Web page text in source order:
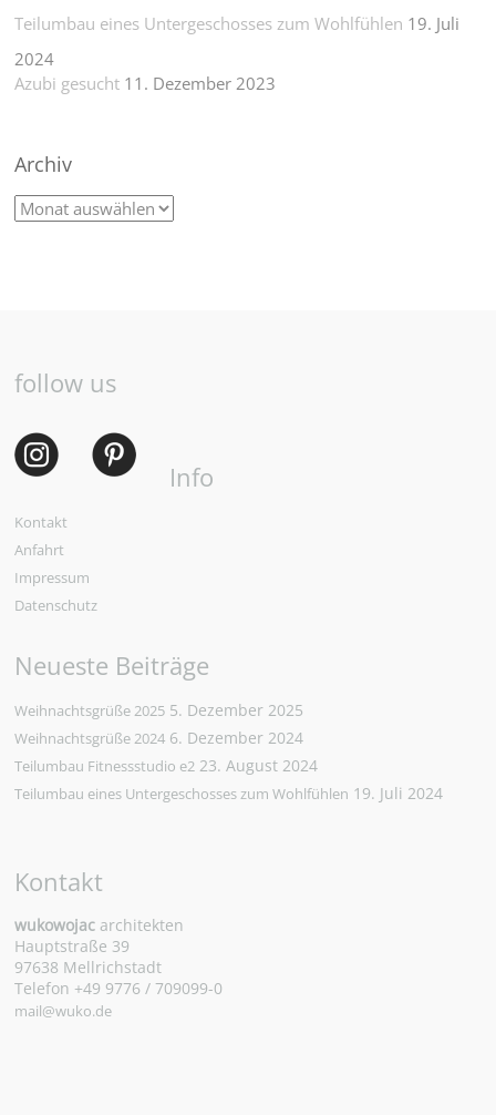
Teilumbau eines Untergeschosses zum Wohlfühlen 19. Juli
2024
Azubi gesucht 11. Dezember 2023
Archiv
follow us
Info
Kontakt
Anfahrt
Impressum
Datenschutz
Neueste Beiträge
Weihnachtsgrüße 2025 5. Dezember 2025
Weihnachtsgrüße 2024 6. Dezember 2024
Teilumbau Fitnessstudio e2 23. August 2024
Teilumbau eines Untergeschosses zum Wohlfühlen 19. Juli 2024
Kontakt
wukowojac architekten
Hauptstraße 39
97638 Mellrichstadt
Telefon +49 9776 / 709099-0
mail@wuko.de